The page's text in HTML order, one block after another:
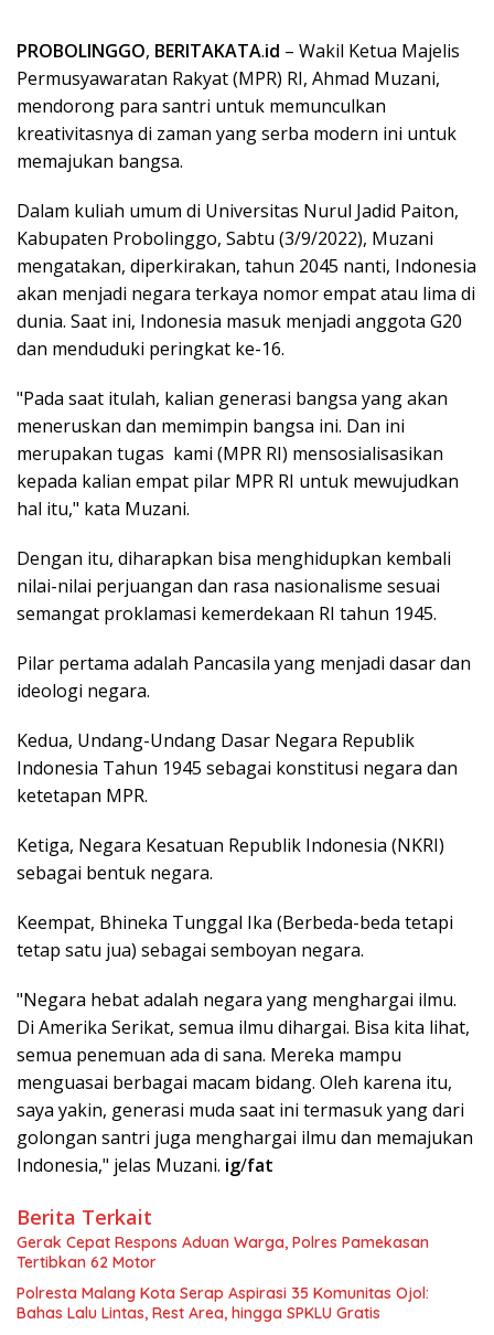
PROBOLINGGO, BERITAKATA.id – Wakil Ketua Majelis
Permusyawaratan Rakyat (MPR) RI, Ahmad Muzani,
mendorong para santri untuk memunculkan
kreativitasnya di zaman yang serba modern ini untuk
memajukan bangsa.
Dalam kuliah umum di Universitas Nurul Jadid Paiton,
Kabupaten Probolinggo, Sabtu (3/9/2022), Muzani
mengatakan, diperkirakan, tahun 2045 nanti, Indonesia
akan menjadi negara terkaya nomor empat atau lima di
dunia. Saat ini, Indonesia masuk menjadi anggota G20
dan menduduki peringkat ke-16.
"Pada saat itulah, kalian generasi bangsa yang akan
meneruskan dan memimpin bangsa ini. Dan ini
merupakan tugas kami (MPR RI) mensosialisasikan
kepada kalian empat pilar MPR RI untuk mewujudkan
hal itu," kata Muzani.
Dengan itu, diharapkan bisa menghidupkan kembali
nilai-nilai perjuangan dan rasa nasionalisme sesuai
semangat proklamasi kemerdekaan RI tahun 1945.
Pilar pertama adalah Pancasila yang menjadi dasar dan
ideologi negara.
Kedua, Undang-Undang Dasar Negara Republik
Indonesia Tahun 1945 sebagai konstitusi negara dan
ketetapan MPR.
Ketiga, Negara Kesatuan Republik Indonesia (NKRI)
sebagai bentuk negara.
Keempat, Bhineka Tunggal Ika (Berbeda-beda tetapi
tetap satu jua) sebagai semboyan negara.
"Negara hebat adalah negara yang menghargai ilmu.
Di Amerika Serikat, semua ilmu dihargai. Bisa kita lihat,
semua penemuan ada di sana. Mereka mampu
menguasai berbagai macam bidang. Oleh karena itu,
saya yakin, generasi muda saat ini termasuk yang dari
golongan santri juga menghargai ilmu dan memajukan
Indonesia," jelas Muzani. ig/fat
Berita Terkait
Gerak Cepat Respons Aduan Warga, Polres Pamekasan
Tertibkan 62 Motor
Polresta Malang Kota Serap Aspirasi 35 Komunitas Ojol:
Bahas Lalu Lintas, Rest Area, hingga SPKLU Gratis